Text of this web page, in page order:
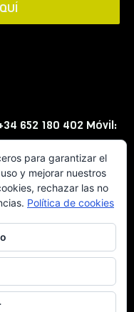
652 180 402 Móvil:
para garantizar el
y mejorar nuestros
rechazar las no
Política de cookies